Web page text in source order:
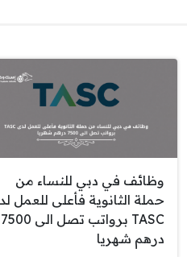
وظائف في دبي للنساء من
حملة الثانوية فأعلى للعمل
TASC برواتب تصل الى 7500
درهم شهريا